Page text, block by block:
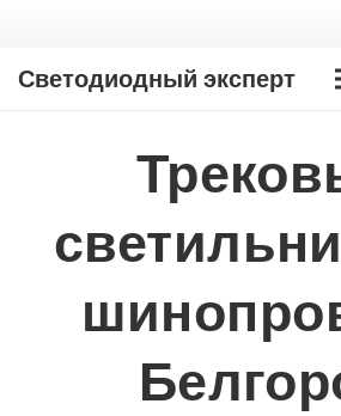
Светодиодный эксперт